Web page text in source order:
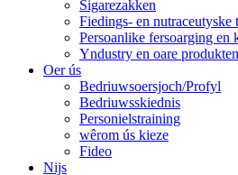
Sigarezakken
Fiedings- en nutraceutyske
Persoanlike fersoarging en
Yndustry en oare
Oer ús
Bedriuwsoersjoch/Profyl
Bedriuwsskiednis
Personielstraining
wêrom ús kieze
Fideo
Nijs